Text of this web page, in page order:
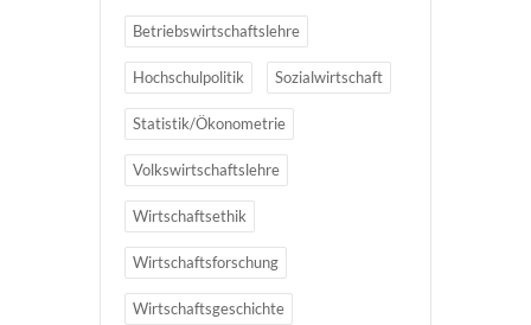
Betriebswirtschaftslehre
Hochschulpolitik Sozialwirtschaft
Statistik/Ökonometrie
Volkswirtschaftslehre
Wirtschaftsethik
Wirtschaftsforschung
Wirtschaftsgeschichte